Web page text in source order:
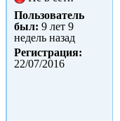
Пользователь
был: 9 лет 9
недель назад
Регистрация:
22/07/2016